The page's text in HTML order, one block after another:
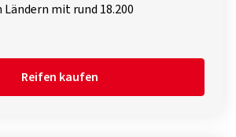
Ländern mit rund 18.200
Reifen kaufen